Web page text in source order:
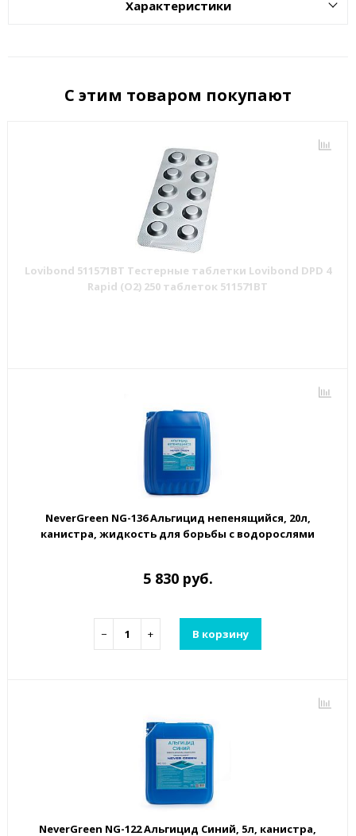
Характеристики
С этим товаром покупают
Lovibond 511571BT Тестерные таблетки Lovibond DPD 4
Rapid (O2) 250 таблеток 511571BT
NeverGreen NG-136 Альгицид непенящийся, 20л,
канистра, жидкость для борьбы с водорослями
5 830 руб.
− + В корзину
NeverGreen NG-122 Альгицид Синий, 5л, канистра,